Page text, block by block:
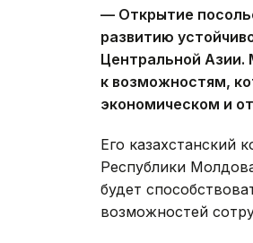
— Открытие
развитию
Центральной
к возможностям,
экономическом и
Его казахстанский
Республики
будет
возможностей